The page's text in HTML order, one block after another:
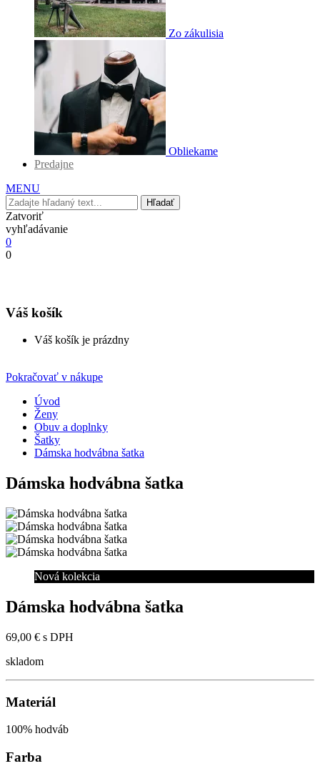
Zo zákulisia
Obliekame
Predajne
MENU
Hľadať
Zatvoriť
vyhľadávanie
0
0
Váš košík
Váš košík je prázdny
Pokračovať v nákupe
Úvod
Ženy
Obuv a doplnky
Šatky
Dámska hodvábna šatka
Dámska hodvábna šatka
Nová kolekcia
Dámska hodvábna šatka
69,00 € s DPH
skladom
Materiál
100% hodváb
Farba